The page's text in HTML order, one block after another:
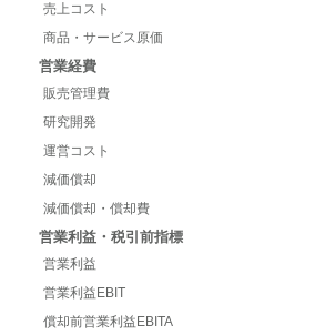
売上コスト
商品・サービス原価
営業経費
販売管理費
研究開発
運営コスト
減価償却
減価償却・償却費
営業利益・税引前指標
営業利益
営業利益EBIT
償却前営業利益EBITA